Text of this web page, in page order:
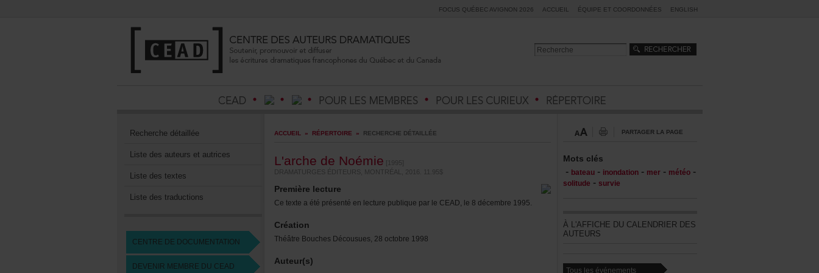
FOCUSQUÉBECAVIGNON2026 ACCUEIL ÉQUIPEETCOORDONNÉES ENGLISH
Recherchedétaillée
Listedesauteursetautrices
Listedestextes
Listedestraductions
CENTREDEDOCUMENTATION
DEVENIRMEMBREDUCEAD
ACCUEIL » RÉPERTOIRE » RECHERCHEDÉTAILLÉE
L'archedeNoémie [1995]
DRAMATURGESÉDITEURS,MONTRÉAL,2016.11.95$
Premièrelecture
CetexteaétéprésentéenlecturepubliqueparleCEAD,le8décembre1995.
Création
ThéâtreBouchesDécousues,28octobre1998
Auteur(s)
PARTAGERLAPAGE
Motsclés
- bateau- inondation- mer- météo-
solitude - survie
ÀL'AFFICHEDUCALENDRIERDES
AUTEURS
Touslesévénements